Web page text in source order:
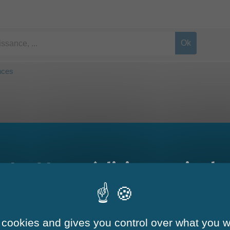
administrative (Premier ministre)
loisirs et aux vacances. Ce titre permet de financer le départ en
parc d'attractions, spectacle, musée...).
(MSA) accordent au niveau départemental des aides
Aides aux
Le Mag - édition estivale
and gives you control over what you